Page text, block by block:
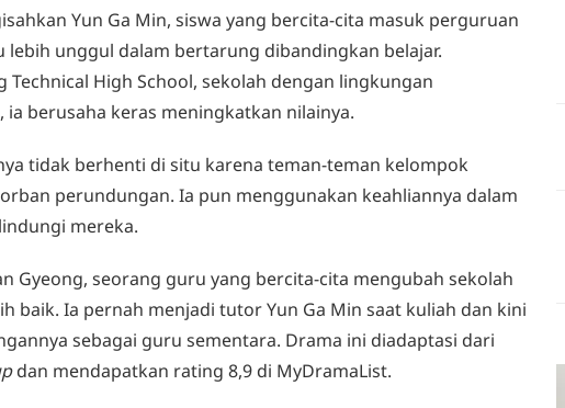
Yun Ga Min, siswa yang bercita-cita masuk perguruan
unggul dalam bertarung dibandingkan belajar.
Technical High School, sekolah dengan lingkungan
berusaha keras meningkatkan nilainya.
tidak berhenti di situ karena teman-teman kelompok
perundungan. Ia pun menggunakan keahliannya dalam
mereka.
Gyeong, seorang guru yang bercita-cita mengubah sekolah
baik. Ia pernah menjadi tutor Yun Ga Min saat kuliah dan kini
sebagai guru sementara. Drama ini diadaptasi dari
dan mendapatkan rating 8,9 di MyDramaList.